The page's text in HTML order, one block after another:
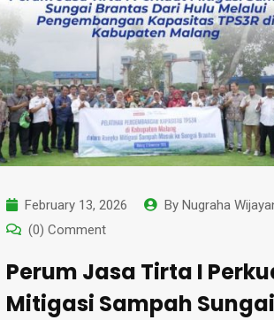
February 13, 2026 By Nugraha
(0) Comment
Perum Jasa Tirta I
Mitigasi Sampah Sungai